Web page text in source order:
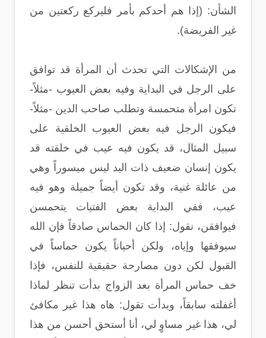
الشأن: (إذا هم أحدكم بأمر فليركع ركعتين من
غير الفريضة).
من الإشكالات التي تحدث أن المرأة قد توافق
على الرجل في البداية وفيه بعض العيوب -مثلاً-
تكون امرأة متحمسة وتطلب صاحب الدين -مثلاً-
فيكون الرجل فيه بعض العيوب الخلقية على
سبيل المثال، قد يكون فيه عيب في خلقته قد
يكون إنسان ضعيف ذات اليد ليس ميسوراً وهي
من عائلة غنية، وقد تكون أيضاً جميلة وهو فيه
عيب، ففي البداية بعض الفتيات يتحمسن
فيوافقن، نقول: إذا كان الحماس صادقاً فإن الله
سيوفقها وإياه، ولكن أحياناً يكون حماساً في
القبول لكن دون مصارحة حقيقية للنفس، فإذا
خف حماس المرأة بعد الزواج بدأت تنظر لماذا
أغفلته سابقاً، وبدأت تقول: هاه هذا غير مكافئ
لي، هذا غير مساوٍ لي، أنا أستحق أحسن من هذا